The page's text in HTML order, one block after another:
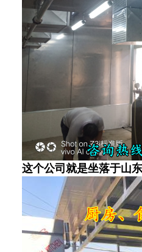
这个公司就是坐落于山